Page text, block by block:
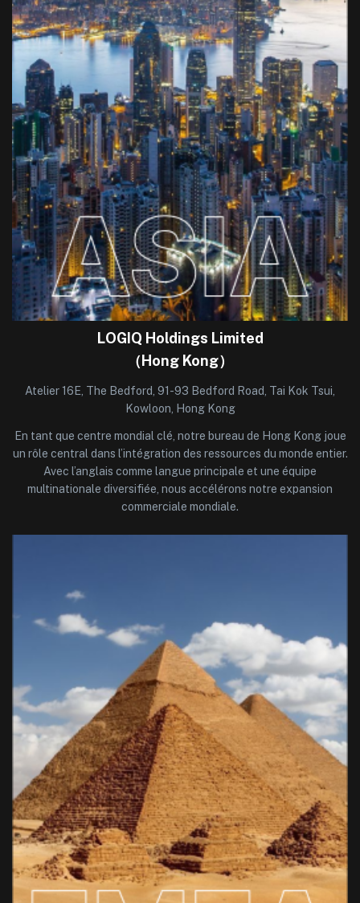
LOGIQ Holdings Limited
（Hong Kong）
Atelier 16E, The Bedford, 91-93 Bedford Road, Tai Kok Tsui,
Kowloon, Hong Kong
En tant que centre mondial clé, notre bureau de Hong Kong joue
un rôle central dans l’intégration des ressources du monde entier.
Avec l’anglais comme langue principale et une équipe
multinationale diversifiée, nous accélérons notre expansion
commerciale mondiale.